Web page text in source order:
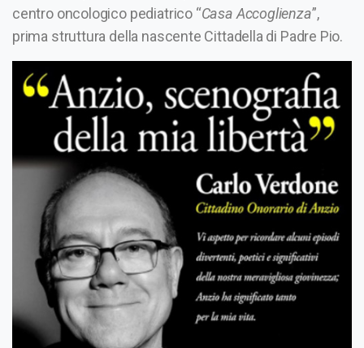
centro oncologico pediatrico “Casa Accoglienza”,
prima struttura della nascente Cittadella di Padre Pio.